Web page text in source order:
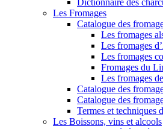
Dictionnaire des
Les Fromages
Catalogue des
Les fromages
Les fromages
Les fromages
Fromages du
Les fromages
Catalogue des
Catalogue des
Termes et techniques
Les Boissons, vins et alcools